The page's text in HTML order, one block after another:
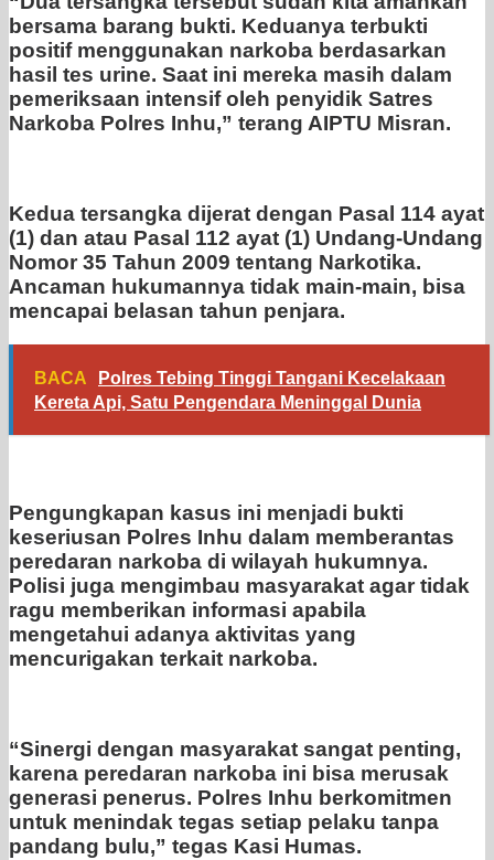
bersama barang bukti. Keduanya terbukti
positif menggunakan narkoba berdasarkan
hasil tes urine. Saat ini mereka masih dalam
pemeriksaan intensif oleh penyidik Satres
Narkoba Polres Inhu,” terang AIPTU Misran.
Kedua tersangka dijerat dengan Pasal 114 ayat
(1) dan atau Pasal 112 ayat (1) Undang-Undang
Nomor 35 Tahun 2009 tentang Narkotika.
Ancaman hukumannya tidak main-main, bisa
mencapai belasan tahun penjara.
BACA
Polres Tebing Tinggi Tangani Kecelakaan
Kereta Api, Satu Pengendara Meninggal Dunia
Pengungkapan kasus ini menjadi bukti
keseriusan Polres Inhu dalam memberantas
peredaran narkoba di wilayah hukumnya.
Polisi juga mengimbau masyarakat agar tidak
ragu memberikan informasi apabila
mengetahui adanya aktivitas yang
mencurigakan terkait narkoba.
“Sinergi dengan masyarakat sangat penting,
karena peredaran narkoba ini bisa merusak
generasi penerus. Polres Inhu berkomitmen
untuk menindak tegas setiap pelaku tanpa
pandang bulu,” tegas Kasi Humas.